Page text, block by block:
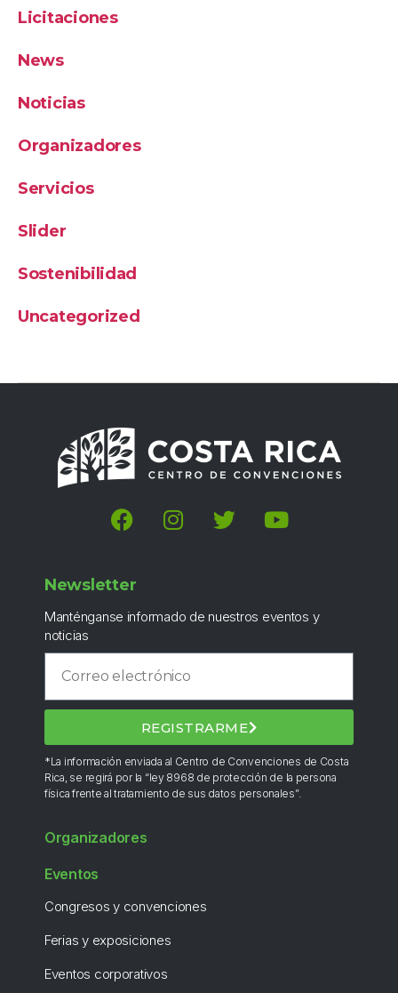
Licitaciones
News
Noticias
Organizadores
Servicios
Slider
Sostenibilidad
Uncategorized
Newsletter
Manténganse informado de nuestros eventos y
noticias
REGISTRARME
*La información enviada al Centro de Convenciones de Costa
Rica, se regirá por la “ley 8968 de protección de la persona
física frente al tratamiento de sus datos personales”.
Organizadores
Eventos
Congresos y convenciones
Ferias y exposiciones
Eventos corporativos